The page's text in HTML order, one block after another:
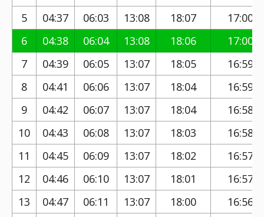
5
04:37 06:03 13:08 18:07
17:00
6
04:38 06:04 13:08 18:06
17:00
7
04:39 06:05 13:07 18:05
16:59
8
04:41 06:06 13:07 18:04
16:59
9
04:42 06:07 13:07 18:04
16:58
10
04:43 06:08 13:07 18:03
16:58
11
04:45 06:09 13:07 18:02
16:57
12
04:46 06:10 13:07 18:01
16:57
13
04:47 06:11 13:07 18:00
16:56